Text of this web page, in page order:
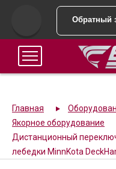
Обратный
Главная
Якорное оборудование
Дистанционный
лебедки MinnKota